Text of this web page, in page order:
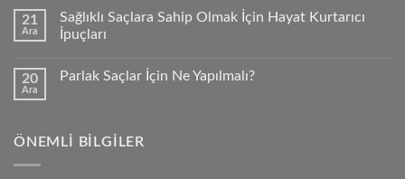
21
Ara
Sağlıklı Saçlara Sahip Olmak İçin Hayat Kurtarıcı
İpuçları
20
Ara
Parlak Saçlar İçin Ne Yapılmalı?
ÖNEMLI BILGILER